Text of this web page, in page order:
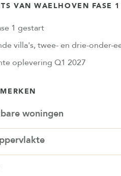
VAN WAELHOVEN FASE 1
1 gestart
villa's, twee- en drie-onder-
oplevering Q1 2027
woningen